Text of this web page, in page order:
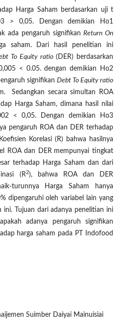
Harga Saham berdasarkan uji t
> 0,05. Dengan demikian Ho1
ada pengaruh signifikanReturn On
saham. Dari hasil penelitian ini
To Equity ratio(DER) berdasarkan
< 0.05. dengan demikian Ho2
signifikanDebt To Equity ratio
Sedangkan secara simultan ROA
Harga Saham, dimana hasil nilai
< 0,05. Dengan demikian Ho3
pengaruh ROA dan DER terhadap
Korelasi (R) bahwa hasilnya
ROA dan DER mempunyai tingkat
terhadap Harga Saham dan dari
(R2), bahwa ROA dan DER
turunnya Harga Saham hanya
dipengaruhi oleh variabel lain yang
Tujuan dari adanya penelitian ini
adanya pengaruh signifikan
harga saham pada PT Indofood
Suimber Daiyai Mainuisiai